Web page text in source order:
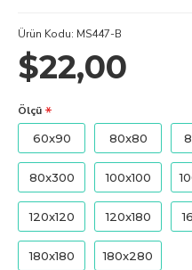
$22,00
Ürün Kodu: MS447-B
Ölçü
60x90
80x80
80x300 100x100
120x120 120x180
180x180 180x280